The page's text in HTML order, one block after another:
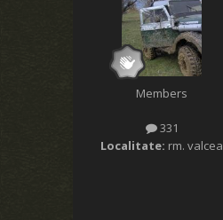
Members
331
Localitate: rm. valcea